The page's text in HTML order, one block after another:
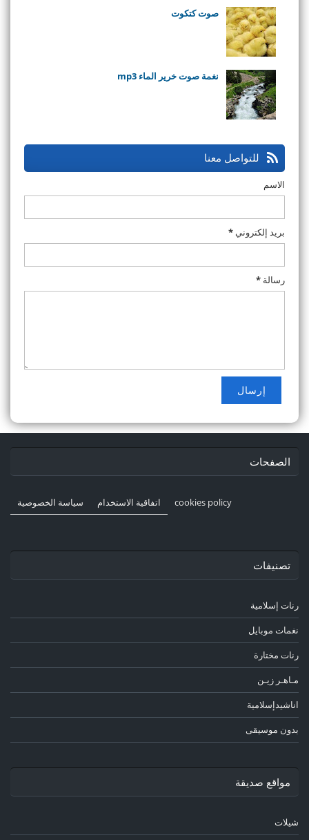
صوت كتكوت
نغمة صوت خرير الماء mp3
للتواصل معنا
الاسم
بريد إلكتروني*
رسالة *
الصفحات
سياسة الخصوصية اتفاقية الاستخدام cookies policy
تصنيفات
رنات إسلامية
نغمات موبايل
رنات مختارة
مـاهـر زيـن
اناشيدإسلامية
بدون موسيقى
مواقع صديقة
شيلات